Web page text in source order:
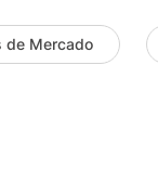
de Mercado